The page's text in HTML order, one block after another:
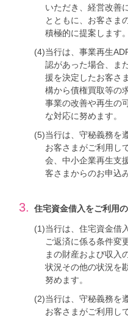
いただき、経営改善
とともに、お客さま
積極的に提案します。
(4)当行は、事業再生
認があった場合、ま
援を決定したお客さ
構から債権買取等の
事業の改善や再生の
な対応に努めます。
(5)当行は、守秘義務を
お客さまがご利用し
会、中小企業再生支
客さまからのお申込
3. 住宅資金借入をご利用
(1)当行は、住宅資金借
ご返済に係る条件変
まの財産および収入
状況その他の状況を
努めます。
(2)当行は、守秘義務を
お客さまがご利用し